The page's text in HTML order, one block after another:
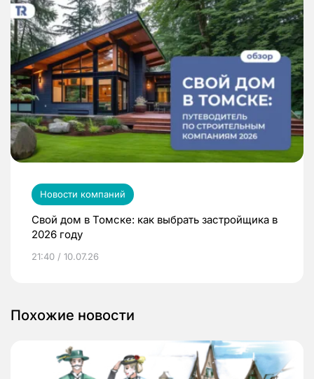
Новости компаний
Свой дом в Томске: как выбрать застройщика в
2026 году
21:40 / 10.07.26
Похожие новости